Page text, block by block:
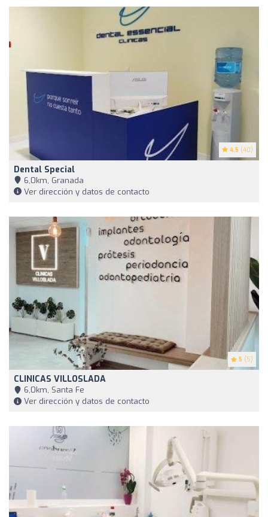
4.5 (40)
Dental Special
6,0km, Granada
Ver dirección y datos de contacto
5 (5)
CLINICAS VILLOSLADA
6,0km, Santa Fe
Ver dirección y datos de contacto